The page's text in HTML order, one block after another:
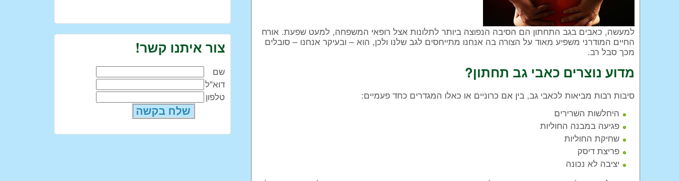
למעשה, כאבים בגב התחתון הם הסיבה הנפוצה ביותר לתלונות אצל רופאי המשפחה, למעט שפעת. אורח
החיים המודרני משפיע מאוד על הצורה בה אנחנו מתייחסים לגב שלנו ולכן, הוא – ובעיקר אנחנו – סובלים
מכך סבל רב.
מדוע נוצרים כאבי גב תחתון?
סיבות רבות מביאות לכאבי גב, בין אם כרוניים או כאלו המגדרים כחד פעמיים:
היחלשות השרירים
פגיעה במבנה החוליות
שחיקת החוליות
פריצת דיסק
יציבה לא נכונה
צור איתנו קשר!
שם
דוא"ל
טלפון